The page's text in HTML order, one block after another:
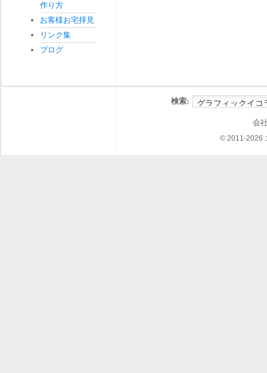
作り方
お客様お宅拝見
リンク集
ブログ
検索:
会
© 2011-2026